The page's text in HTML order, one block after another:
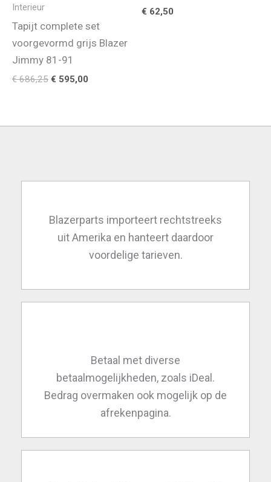
Interieur
Tapijt complete set
voorgevormd grijs Blazer
Jimmy 81-91
€686,25 Oorspronkelijke
€ 595,00Huidige
€ 62,50
Blazerparts importeert rechtstreeks
uit Amerika en hanteert daardoor
voordelige tarieven.
Betaal met diverse
betaalmogelijkheden, zoals iDeal.
Bedrag overmaken ook mogelijk op de
afrekenpagina.